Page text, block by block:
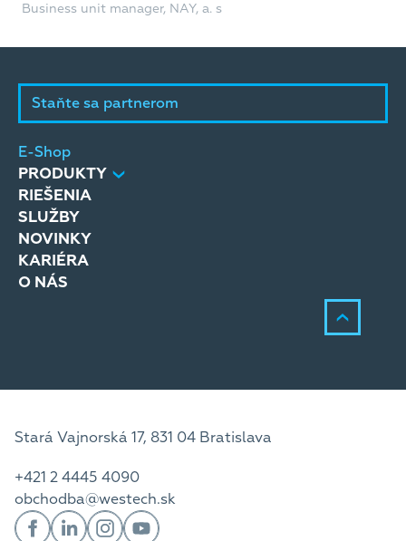
Business unit manager, NAY, a. s
Staňte sa partnerom
E-Shop
PRODUKTY
RIEŠENIA
SLUŽBY
NOVINKY
KARIÉRA
O NÁS
Stará Vajnorská 17, 831 04 Bratislava
+421 2 4445 4090
obchodba@westech.sk